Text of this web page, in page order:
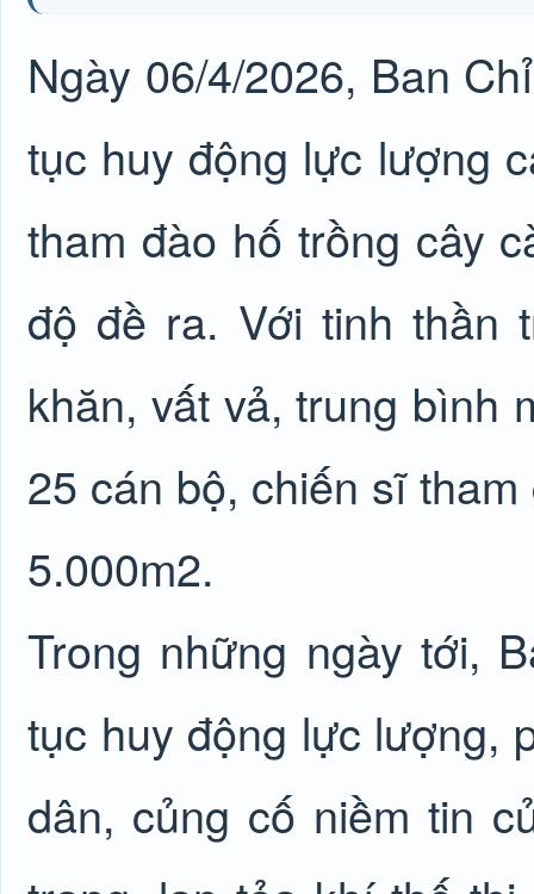
Ngày 06/4/2026, Ban
tục huy động lực lượng
tham đào hố trồng cây
độ đề ra. Với tinh thần
khăn, vất vả, trung bình
25 cán bộ, chiến sĩ
5.000m2.
Trong những ngày tới,
tục huy động lực lượng,
dân, củng cố niềm tin